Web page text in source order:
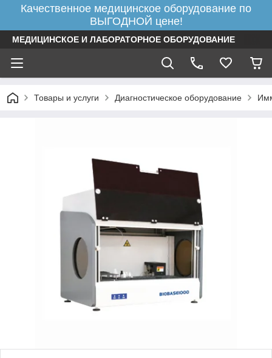
Качественное медицинское оборудование по
ВЫГОДНОЙ цене!
МЕДИЦИНСКОЕ И ЛАБОРАТОРНОЕ ОБОРУДОВАНИЕ
Товары и услуги Диагностическое оборудование